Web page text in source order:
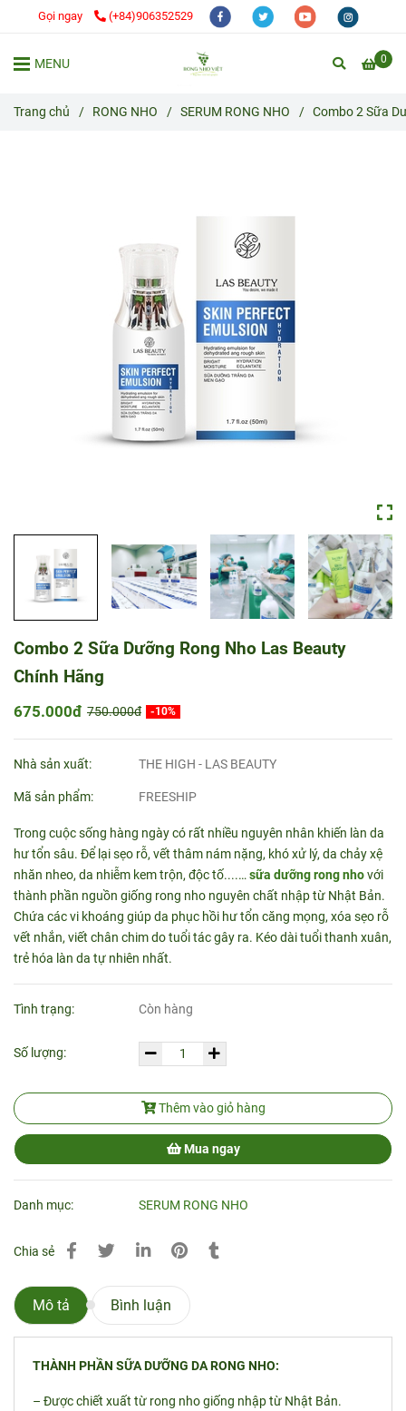
Gọi ngay (+84)906352529
0
MENU
Trang chủ / RONG NHO / SERUM RONG NHO / Combo 2 Sữa
Combo 2 Sữa Dưỡng Rong Nho Las Beauty
Chính Hãng
675.000đ 750.000đ -10%
Nhà sản xuất: THE HIGH - LAS BEAUTY
Mã sản phẩm: FREESHIP
Trong cuộc sống hàng ngày có rất nhiều nguyên nhân khiến làn da
hư tổn sâu. Để lại sẹo rỗ, vết thâm nám nặng, khó xử lý, da chảy xệ
nhăn nheo, da nhiễm kem trộn, độc tố....…sữa dưỡng rong nhovới
thành phần nguồn giống rong nho nguyên chất nhập từ Nhật Bản.
Chứa các vi khoáng giúp da phục hồi hư tổn căng mọng, xóa sẹo rỗ
vết nhắn, viết chân chim do tuổi tác gây ra. Kéo dài tuổi thanh xuân,
trẻ hóa làn da tự nhiên nhất.
Tình trạng: Còn hàng
Số lượng:
Thêm vào giỏ hàng
Mua ngay
Danh mục: SERUM RONG NHO
Chia sẻ
Mô tả Bình luận
THÀNH PHẦN SỮA DƯỠNG DA RONG NHO:
– Được chiết xuất từ rong nho giống nhập từ Nhật Bản.